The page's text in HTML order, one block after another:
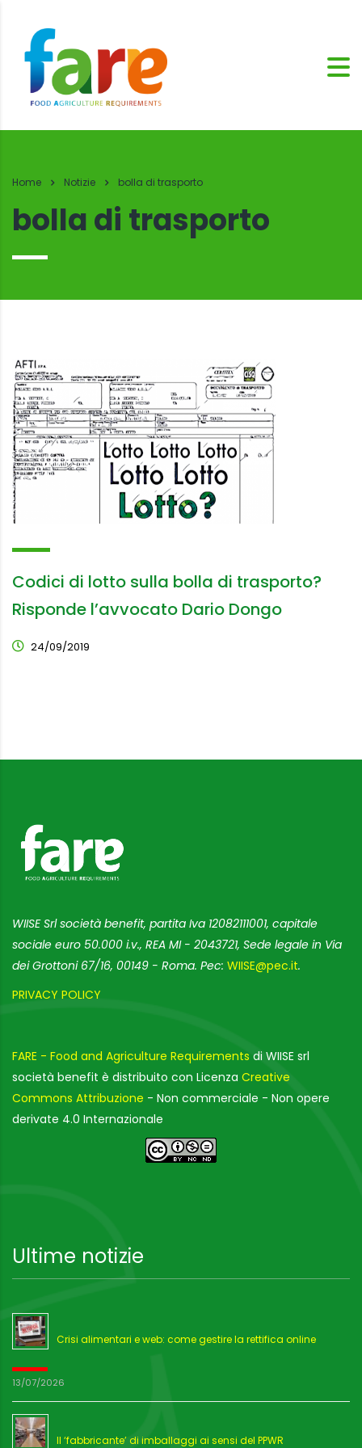
Home Notizie bolla di trasporto
bolla di trasporto
Codici di lotto sulla bolla di trasporto?
Risponde l’avvocato Dario Dongo
24/09/2019
WIISE Srl società benefit, partita Iva 12082111001, capitale
sociale euro 50.000 i.v., REA MI - 2043721, Sede legale in Via
dei Grottoni 67/16, 00149 - Roma. Pec: WIISE@pec.it.
PRIVACY POLICY
FARE - Food and Agriculture Requirements di WIISE srl
società benefit è distribuito con Licenza Creative
Commons Attribuzione - Non commerciale - Non opere
derivate 4.0 Internazionale
Ultime notizie
Crisi alimentari e web: come gestire la rettifica online
13/07/2026
Il ‘fabbricante’ di imballaggi ai sensi del PPWR